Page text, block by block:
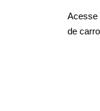
Acesse
de